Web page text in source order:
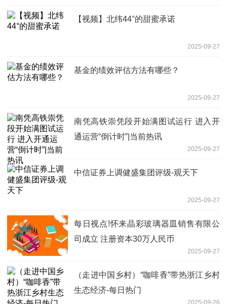
【视频】北纬44°的甜蜜承诺
2025-09-27
基金的绩效评估方法有哪些？
2025-09-27
南凭高铁崇凭段开始满图试运行 进入开
通运营“倒计时”|当前热讯
2025-09-27
中信证券上调健盛集团评级-观天下
2025-09-27
每日视点!怀来晶彩玻璃器皿销售有限公
司成立 注册资本30万人民币
2025-09-27
（走进中国乡村）“咖啡香”带热浙江乡村
生态经济-每日热门